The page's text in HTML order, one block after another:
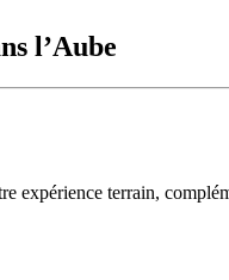
l’Aube
terrain,